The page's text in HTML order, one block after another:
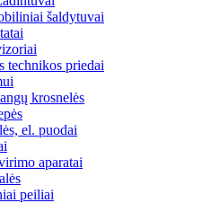
šaldytuvai
technikos priedai
krosnelės
el. puodai
aparatai
peiliai